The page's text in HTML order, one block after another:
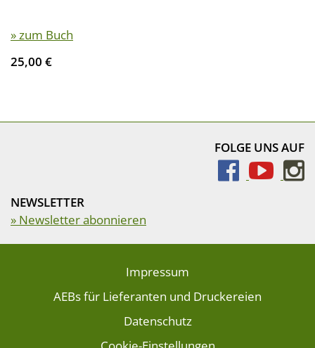
» zum Buch
25,00 €
FOLGE UNS AUF
NEWSLETTER
» Newsletter abonnieren
Impressum
AEBs für Lieferanten und Druckereien
Datenschutz